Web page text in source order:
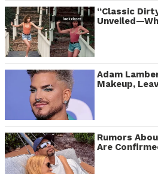
“Classic
Adam
Makeup,
Rumors
Are